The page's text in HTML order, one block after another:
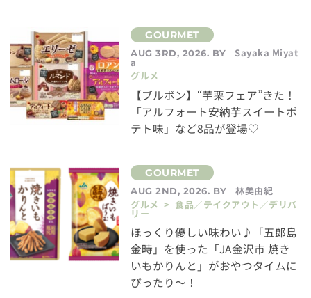
AUG 3RD, 2026. BY Sayaka Miyat
a
グルメ
【ブルボン】“芋栗フェア”きた！
「アルフォート安納芋スイートポ
テト味」など8品が登場♡
AUG 2ND, 2026. BY
林美由紀
グルメ > 食品／テイクアウト／デリバ
リー
ほっくり優しい味わい♪「五郎島
金時」を使った「JA金沢市 焼き
いもかりんと」がおやつタイムに
ぴったり～！